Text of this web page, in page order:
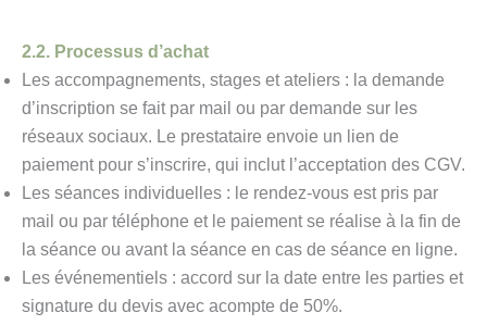
2.2. Processus d’achat
Les accompagnements, stages et ateliers : la demande
d’inscription se fait par mail ou par demande sur les
réseaux sociaux. Le prestataire envoie un lien de
paiement pour s’inscrire, qui inclut l’acceptation des CGV.
Les séances individuelles : le rendez-vous est pris par
mail ou par téléphone et le paiement se réalise à la fin de
la séance ou avant la séance en cas de séance en ligne.
Les événementiels : accord sur la date entre les parties et
signature du devis avec acompte de 50%.